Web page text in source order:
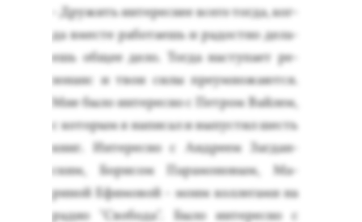
- Дру­жить ин­те­рес­нее все­го тог­да, ког­
да вмес­те ра­бота­ешь и ра­дос­тно де­ла­
ешь об­щее де­ло. Тог­да нас­ту­па­ет ре­
зонанс и твои си­лы пре­ум­но­жа­ют­ся.
Мне бы­ло ин­те­рес­но с Пет­ром Вай­лем,
с ко­торым я на­писал и вы­пус­тил шесть
книг. Ин­те­рес­но с Ан­дре­ем Заг­дан­
ским, Бо­рисом Па­рамо­новым, Ма­
риной Ефи­мовой - мо­им кол­ле­гами на
ра­дио "Сво­бода". Бы­ло ин­те­рес­но с